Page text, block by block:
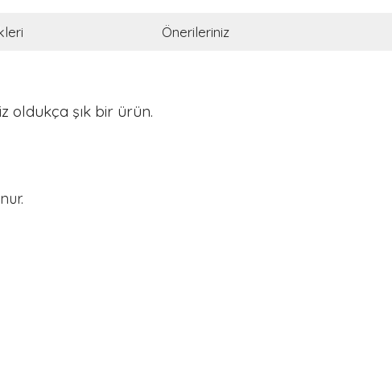
Önerileriniz
oldukça şık bir ürün.